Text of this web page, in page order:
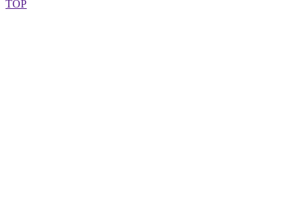
TOP